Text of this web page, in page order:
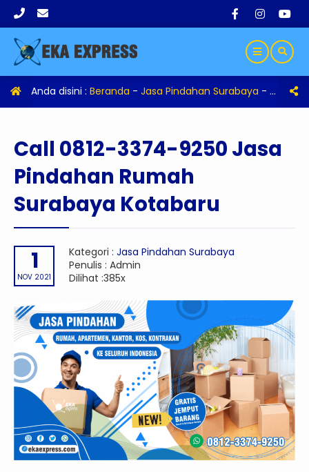
Anda disini : Beranda - Jasa Pindahan Surabaya - Call
Call 0812-3374-9250 Jasa
Pindahan Rumah
Surabaya Kotabaru
1
NOV 2021
Kategori : Jasa Pindahan Surabaya
Penulis : Admin
Dilihat :385x